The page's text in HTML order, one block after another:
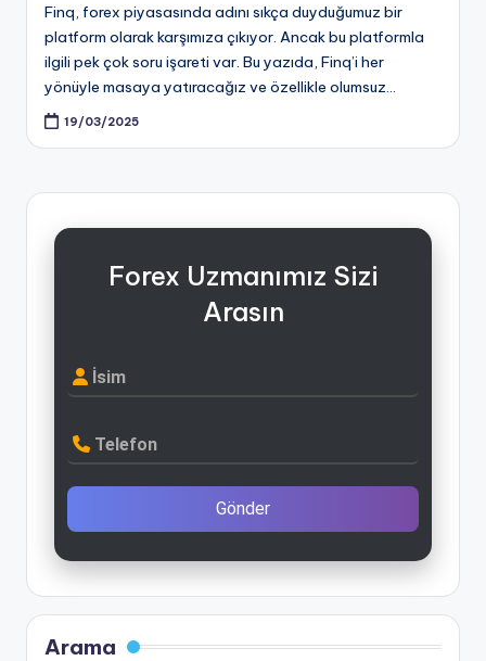
Finq, forex piyasasında adını sıkça duyduğumuz bir
platform olarak karşımıza çıkıyor. Ancak bu platformla
ilgili pek çok soru işareti var. Bu yazıda, Finq’i her
yönüyle masaya yatıracağız ve özellikle olumsuz…
19/03/2025
Forex Uzmanımız Sizi
Arasın
İsim
Telefon
Gönder
Arama